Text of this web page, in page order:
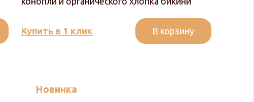
Купить в 1 клик В корзину
Новинка